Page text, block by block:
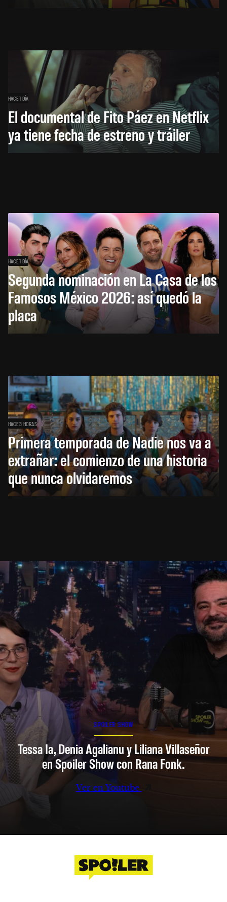
HACE 1 DÍA
El documental de Fito Páez en Netflix
ya tiene fecha de estreno y tráiler
HACE 1 DÍA
Segunda nominación en La Casa de los
Famosos México 2026: así quedó la
placa
HACE 3 HORAS
Primera temporada de Nadie nos va a
extrañar: el comienzo de una historia
que nunca olvidaremos
SPOILER SHOW
Tessa Ia, Denia Agalianu y Liliana Villaseñor
en Spoiler Show con Rana Fonk.
Ver en Youtube